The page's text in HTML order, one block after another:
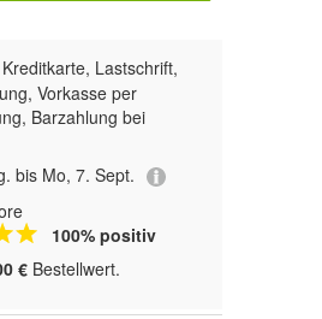
Lastschrift,
Vorkasse per
Barzahlung bei
bis Mo, 7. Sept.
100% positiv
€ Bestellwert.